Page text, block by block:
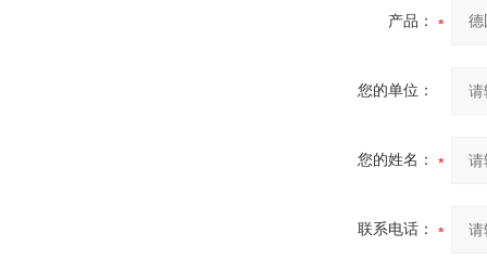
产品：
您的单位：
您的姓名：
联系电话：